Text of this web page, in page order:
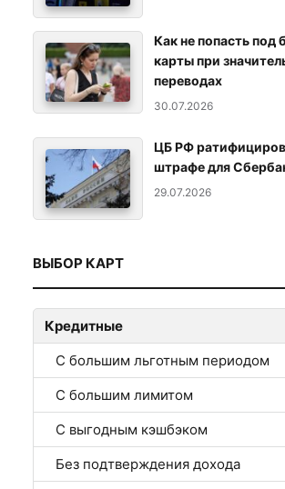
Как не попасть под
карты при
переводах
30.07.2026
ЦБ РФ
штрафе для
29.07.2026
ВЫБОР КАРТ
Кредитные
С большим льготным периодом
С большим лимитом
С выгодным кэшбэком
Без подтверждения дохода